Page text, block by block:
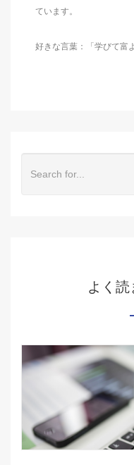
ています。
好きな言葉：「学びて富
よく